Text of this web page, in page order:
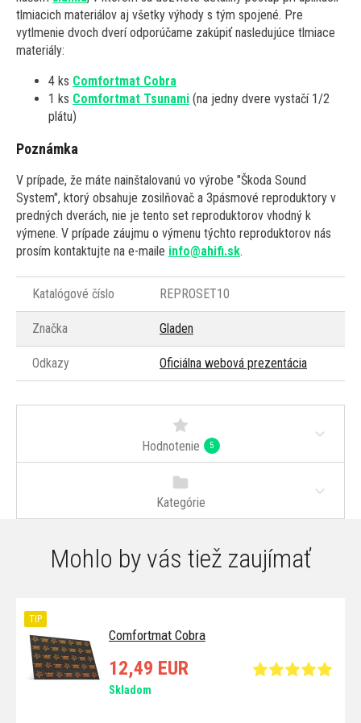
tlmiacich materiálov aj všetky výhody s tým spojené. Pre
vytlmenie dvoch dverí odporúčame zakúpiť nasledujúce tlmiace
materiály:
4 ks Comfortmat Cobra
1 ks Comfortmat Tsunami (na jedny dvere vystačí 1/2
plátu)
Poznámka
V prípade, že máte nainštalovanú vo výrobe "Škoda Sound
System", ktorý obsahuje zosilňovač a 3pásmové reproduktory v
predných dverách, nie je tento set reproduktorov vhodný k
výmene. V prípade záujmu o výmenu týchto reproduktorov nás
prosím kontaktujte na e-maile info@ahifi.sk.
Katalógové číslo REPROSET10
Značka Gladen
Odkazy Oficiálna webová prezentácia
Hodnotenie 5
Kategórie
Mohlo by vás tiež zaujímať
Comfortmat Cobra
TIP
12,49 EUR
Skladom